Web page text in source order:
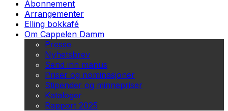
Abonnement
Arrangementer
Elling bokkafé
Om Cappelen Damm
Presse
Nyhetsbrev
Send inn manus
Priser og nominasjoner
Stipender og minnepriser
Kataloger
Rapport 2025